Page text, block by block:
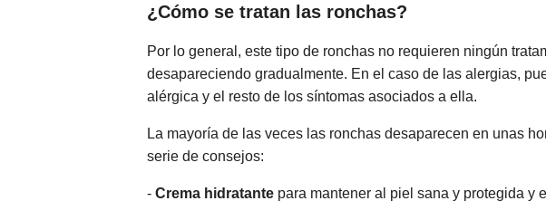
¿Cómo se tratan las ronchas?
Por lo general, este tipo de ronchas no requieren ningún
desapareciendo gradualmente. En el caso de las alergias,
alérgica y el resto de los síntomas asociados a ella.
La mayoría de las veces las ronchas desaparecen en unas
serie de consejos:
- Crema hidratante para mantener al piel sana y protegida y